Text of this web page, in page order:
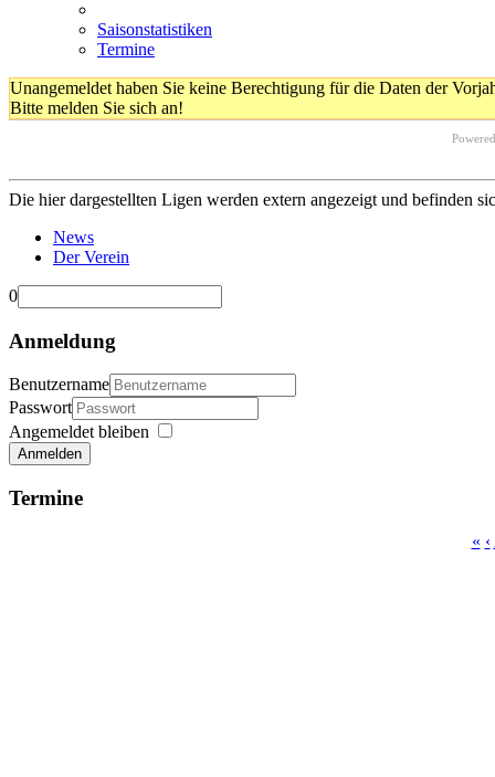
Saisonstatistiken
Termine
Unangemeldet haben Sie keine Berechtigung für die Daten der
Bitte melden Sie sich an!
Die hier dargestellten Ligen werden extern angezeigt und befinden
News
Der Verein
0
Anmeldung
Benutzername
Passwort
Angemeldet bleiben
Anmelden
Termine
« ‹